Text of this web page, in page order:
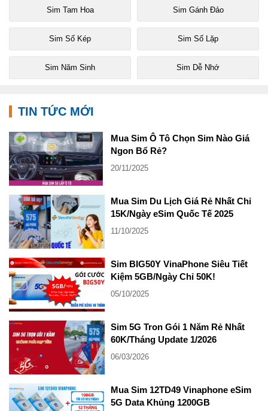
Sim Tam Hoa Sim Gánh Đảo
Sim Số Kép Sim Số Lặp
Sim Năm Sinh Sim Dễ Nhớ
TIN TỨC MỚI
Mua Sim Ô Tô Chọn Sim Nào Giá
Ngon Bổ Rẻ?
20/11/2025
Mua Sim Du Lịch Giá Rẻ Nhất Chỉ
15K/Ngày eSim Quốc Tế 2025
11/10/2025
Sim BIG50Y VinaPhone Siêu Tiết
Kiệm 5GB/Ngày Chỉ 50K!
05/10/2025
Sim 5G Tron Gói 1 Năm Rẻ Nhất
60K/Tháng Update 1/2026
06/03/2026
Mua Sim 12TD49 Vinaphone eSim
5G Data Khủng 1200GB